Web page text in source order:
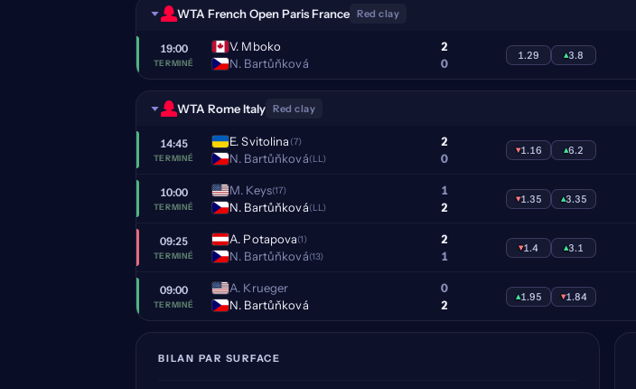
WTA French Open Paris France Red clay
19:00
TERMINÉ
V. Mboko
N. Bartůňková
2
0
1.29 ▴3.8
WTA Rome Italy Red clay
14:45
TERMINÉ
E. Svitolina (7)
N. Bartůňková(LL)
2
0
▾1.16 ▴6.2
10:00
TERMINÉ
M. Keys(17)
N. Bartůňková(LL)
1
2
▾1.35 ▴3.35
09:25
TERMINÉ
A. Potapova(1)
N. Bartůňková(13)
2
1
▾1.4 ▴3.1
09:00
TERMINÉ
A. Krueger
N. Bartůňková
0
2
▴1.95 ▾1.84
BILAN PAR SURFACE